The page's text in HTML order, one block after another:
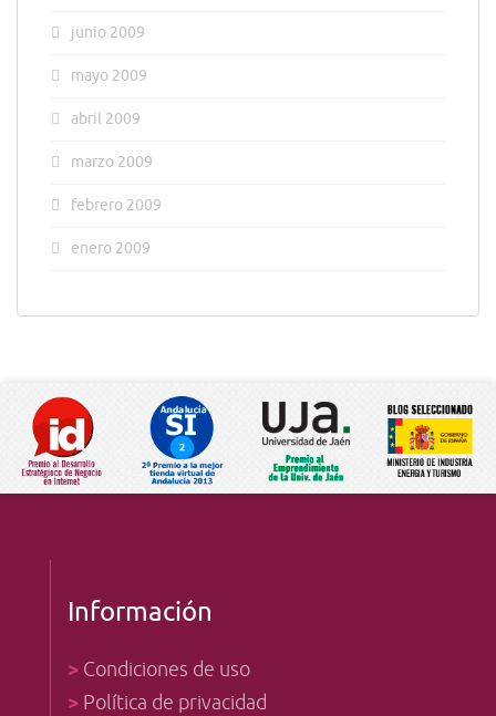
junio 2009
mayo 2009
abril 2009
marzo 2009
febrero 2009
enero 2009
Información
> Condiciones de uso
> Política de privacidad